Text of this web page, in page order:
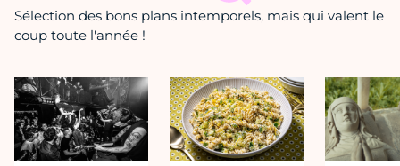
Sélection des bons plans intemporels, mais qui valent le
coup toute l'année !